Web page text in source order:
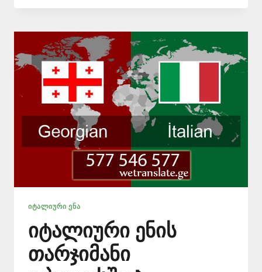
–
ᲘᲢᲐᲚᲘᲣᲠᲘ ᲔᲜᲐ
იტალიური ენის
თარჯიმანი